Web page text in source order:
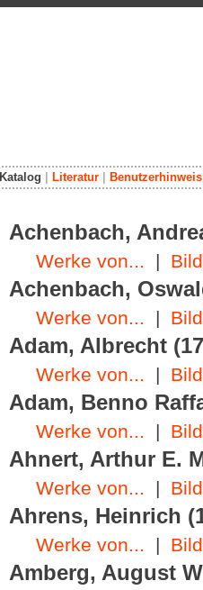
Katalog Literatur Benutzerhinweis
Achenbach,
Werke von... |
Achenbach,
Werke von... |
Adam, Albrecht
Werke von... |
Adam, Benno
Werke von... |
Ahnert, Arthur E.
Werke von... |
Ahrens, Heinrich
Werke von... |
Amberg, August